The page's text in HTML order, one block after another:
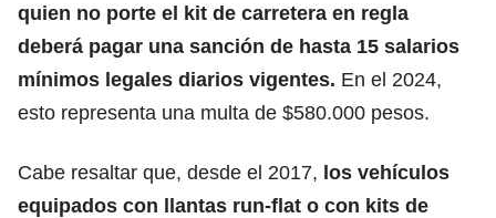
quien no porte el kit de carretera en regla
deberá pagar una sanción de hasta 15 salarios
mínimos legales diarios vigentes. En el 2024,
esto representa una multa de $580.000 pesos.
Cabe resaltar que, desde el 2017, los vehículos
equipados con llantas run-flat o con kits de